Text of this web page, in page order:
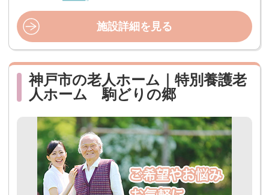
施設詳細を見る
神戸市の老人ホーム｜特別養護老
人ホーム 駒どりの郷